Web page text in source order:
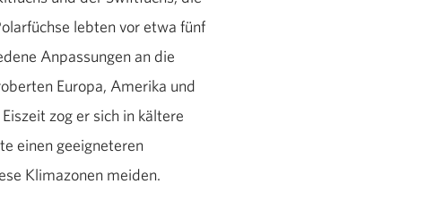
lebten vor etwa fünf
Anpassungen an die
Europa, Amerika und
zog er sich in kältere
einen geeigneteren
Klimazonen meiden.